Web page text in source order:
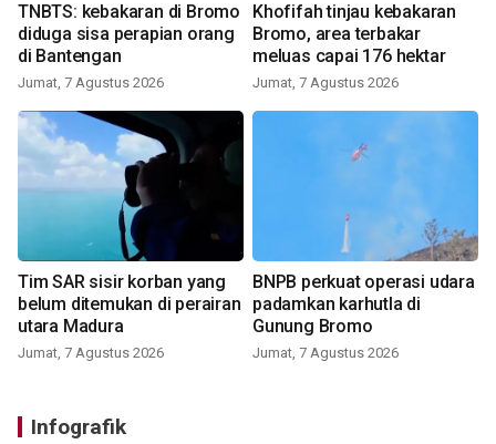
TNBTS: kebakaran di Bromo
diduga sisa perapian orang
di Bantengan
Jumat, 7 Agustus 2026
Khofifah tinjau kebakaran
Bromo, area terbakar
meluas capai 176 hektar
Jumat, 7 Agustus 2026
Tim SAR sisir korban yang
belum ditemukan di perairan
utara Madura
Jumat, 7 Agustus 2026
BNPB perkuat operasi udara
padamkan karhutla di
Gunung Bromo
Jumat, 7 Agustus 2026
Infografik